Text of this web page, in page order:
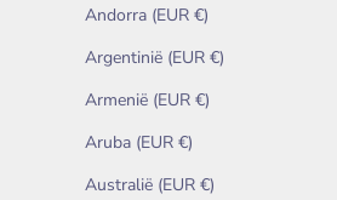
Andorra (EUR €)
Argentinië (EUR €)
Armenië (EUR €)
Aruba (EUR €)
Australië (EUR €)